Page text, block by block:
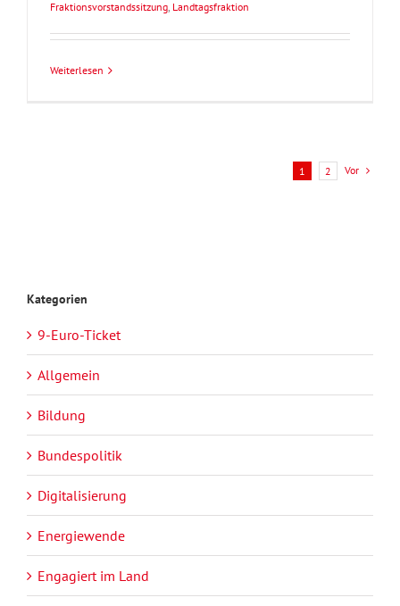
Fraktionsvorstandssitzung, Landtagsfraktion
Weiterlesen
1 2 Vor
Kategorien
9-Euro-Ticket
Allgemein
Bildung
Bundespolitik
Digitalisierung
Energiewende
Engagiert im Land